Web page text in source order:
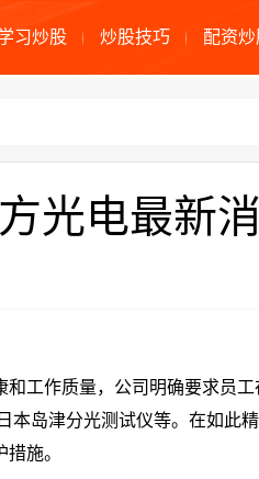
习炒股 炒股技巧 配资
光电最新消
工作质量，公司明确要求员工
本岛津分光测试仪等。在如此
施。